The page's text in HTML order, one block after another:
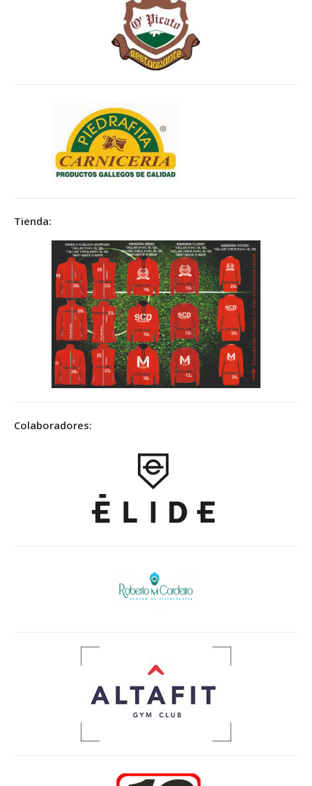
Tienda:
Colaboradores: